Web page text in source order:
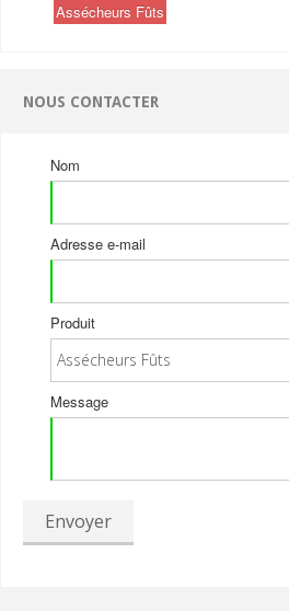
Assécheurs Fûts
NOUS CONTACTER
Nom
Adresse e-mail
Produit
Message
Envoyer